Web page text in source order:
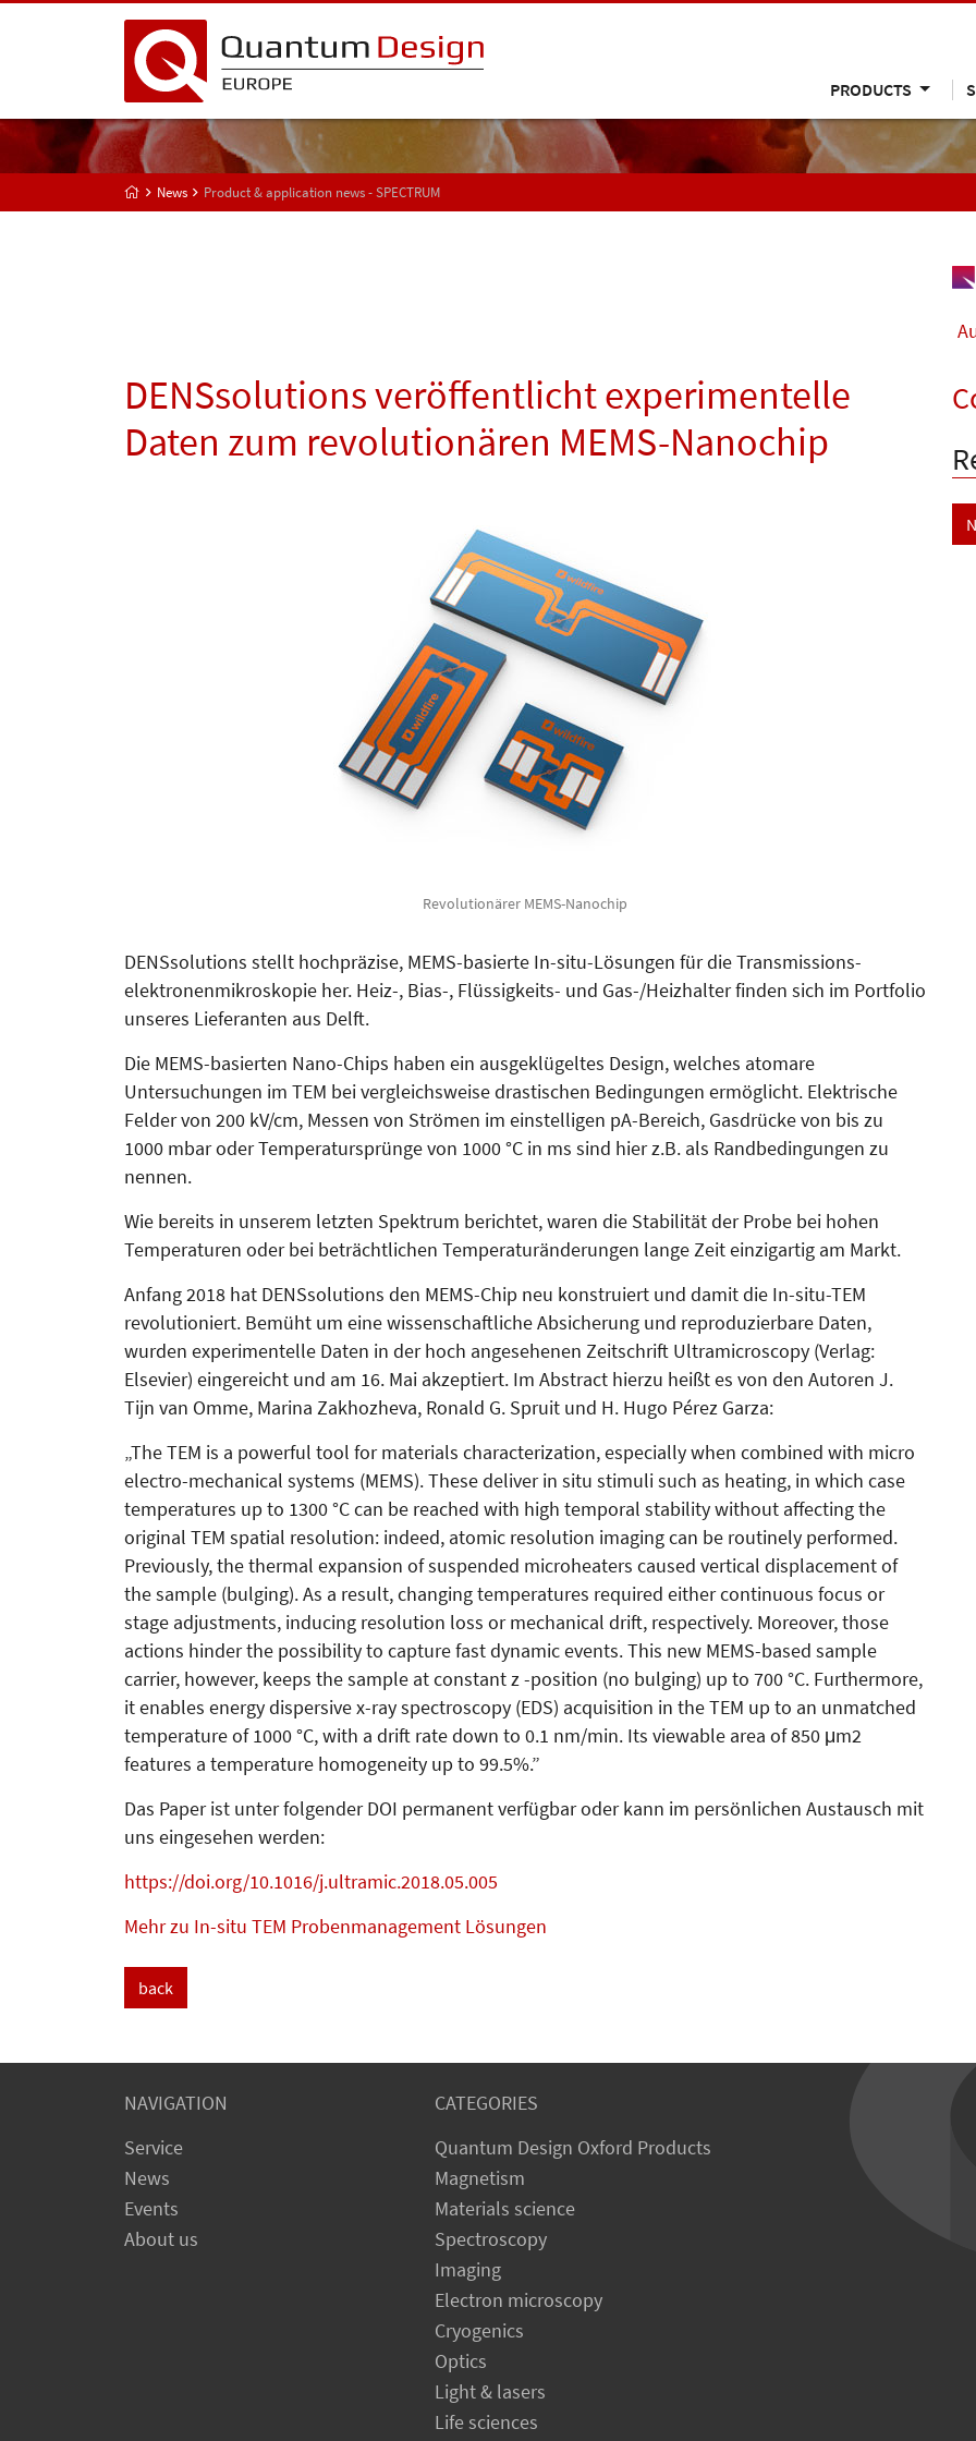
PRODUCTS
News Product & application news - SPECTRUM
DENSsolutions veröffentlicht experimentelle
Daten zum revolutionären MEMS-Nanochip
Revolutionärer MEMS-Nanochip
DENSsolutions stellt hochpräzise, MEMS-basierte In-situ-Lösungen für die Transmissions­
elektronen­mikro­skopie her. Heiz-, Bias-, Flüssigkeits- und Gas-/Heizhalter finden sich im Portfolio
unseres Lieferanten aus Delft.
Die MEMS-basierten Nano-Chips haben ein ausgeklügeltes Design, welches atomare
Untersuchungen im TEM bei vergleichsweise drastischen Bedingungen ermöglicht. Elektrische
Felder von 200 kV/cm, Messen von Strömen im einstelligen pA-Bereich, Gasdrücke von bis zu
1000 mbar oder Temperatursprünge von 1000 °C in ms sind hier z.B. als Randbedingungen zu
nennen.
Wie bereits in unserem letzten Spek­trum berichtet, waren die Sta­bi­lität der Probe bei hohen
Tempe­ra­tu­ren oder bei beträchtlichen Tem­pe­ra­tur­än­derungen lange Zeit einzigar­tig am Markt.
Anfang 2018 hat DENSsolutions den MEMS-Chip neu konstruiert und damit die In-situ-TEM
revolutioniert. Bemüht um eine wissenschaftliche Absicherung und reproduzierbare Da­ten,
wurden experimentelle Daten in der hoch angesehenen Zeitschrift Ultra­microscopy (Verlag:
Elsevier) ein­gereicht und am 16. Mai akzeptiert. Im Abstract hierzu heißt es von den Autoren J.
Tijn van Omme, Marina Zakhozheva, Ronald G. Spruit und H. Hugo Pérez Garza:
„The TEM is a powerful tool for materials characterization, especially when combined with micro
electro-mechanical systems (MEMS). These deliver in situ stimuli such as heating, in which case
temperatures up to 1300 °C can be reached with high temporal stability without affecting the
original TEM spatial resolution: indeed, atomic resolution imaging can be routinely performed.
Previously, the thermal expansion of suspended microheaters caused vertical displacement of
the sample (bulging). As a result, changing temperatures required either continuous focus or
stage adjustments, inducing resolution loss or mechanical drift, respectively. Moreover, those
actions hinder the possibility to capture fast dynamic events. This new MEMS-based sample
carrier, however, keeps the sample at constant z -position (no bulging) up to 700 °C. Furthermore,
it enables energy dispersive x-ray spectroscopy (EDS) acquisition in the TEM up to an unmatched
temperature of 1000 °C, with a drift rate down to 0.1 nm/min. Its viewable area of 850 μm2
features a temperature homogeneity up to 99.5%.”
Das Paper ist unter folgender DOI permanent verfügbar oder kann im persönlichen Austausch mit
uns ein­gesehen werden:
https://doi.org/10.1016/j.ultramic.2018.05.005
Mehr zu In-situ TEM Probenmanagement Lösungen
back
NAVIGATION
Service
News
Events
About us
CATEGORIES
Quantum Design Oxford Products
Magnetism
Materials science
Spectroscopy
Imaging
Electron microscopy
Cryogenics
Optics
Light & lasers
Life sciences